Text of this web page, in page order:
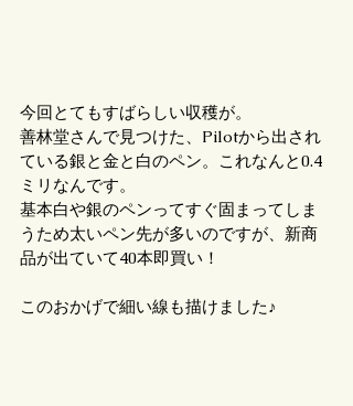
今回とてもすばらしい収穫が。
善林堂さんで見つけた、Pilotから出され
ている銀と金と白のペン。これなんと0.4
ミリなんです。
基本白や銀のペンってすぐ固まってしま
うため太いペン先が多いのですが、新商
品が出ていて40本即買い！
このおかげで細い線も描けました♪